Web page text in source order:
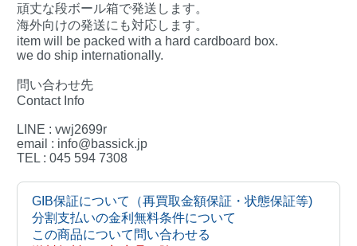
頑丈な段ボール箱で発送します。
海外向けの発送にも対応します。
item will be packed with a hard cardboard box.
we do ship internationally.
問い合わせ先
Contact Info
LINE : vwj2699r
email : info@bassick.jp
TEL : 045 594 7308
GIB保証について（再買取金額保証・状態保証等)
分割支払いの金利無料条件について
この商品について問い合わせる